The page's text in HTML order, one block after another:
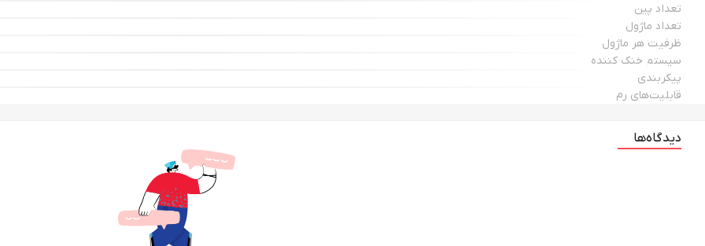
تعداد پین
تعداد ماژول
ظرفیت هر ماژول
سیستم خنک کننده
پیکربندی
قابلیت‌های رم
دیدگاه‌ها